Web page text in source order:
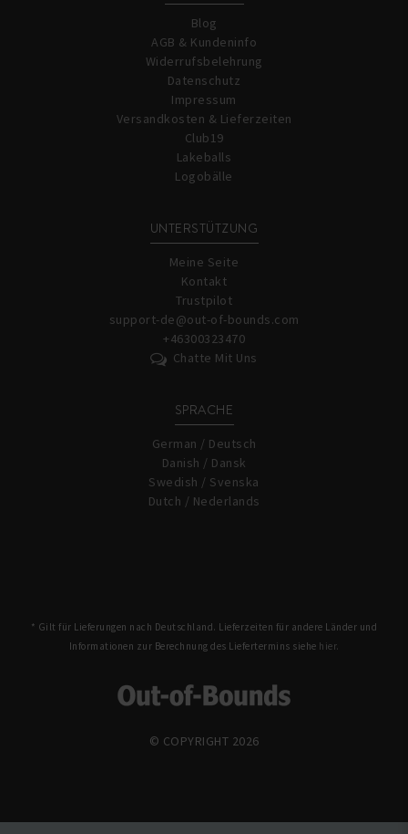
Blog
AGB & Kundeninfo
Widerrufsbelehrung
Datenschutz
Impressum
Versandkosten & Lieferzeiten
Club19
Lakeballs
Logobälle
UNTERSTÜTZUNG
Meine Seite
Kontakt
Trustpilot
support-de@out-of-bounds.com
+46300323470
Chatte Mit Uns
SPRACHE
German / Deutsch
Danish / Dansk
Swedish / Svenska
Dutch / Nederlands
* Gilt für Lieferungen nach Deutschland. Lieferzeiten für andere Länder und
Informationen zur Berechnung des Liefertermins siehe hier.
© COPYRIGHT 2026